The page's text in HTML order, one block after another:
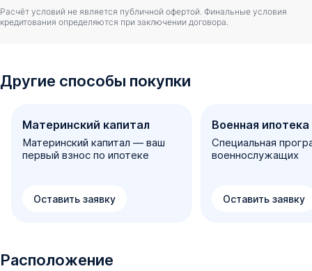
Расчёт условий не является публичной офертой. Финальные условия
кредитования определяются при заключении договора.
Другие способы покупки
Материнский капитал
Материнский капитал — ваш
первый взнос по ипотеке
Оставить заявку
Военная ипотека
Специальная
военнослужащих
Оставить заявку
Расположение